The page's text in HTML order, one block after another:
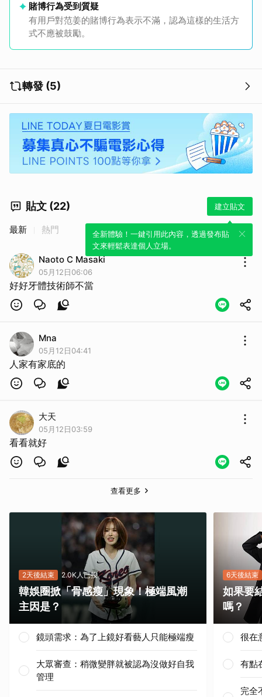
賭博行為受到質疑
有用戶對范姜的賭博行為表示不滿，認為這樣的生活方
式不應被鼓勵。
轉發 (5)
貼文 (22) 建立貼文
全新體驗！一鍵引用此內容，透過發布貼
文來輕鬆表達個人立場。
最新 熱門
Naoto C Masaki
05月12日06:06
好好牙體技術師不當
Mna
05月12日04:41
人家有家底的
大天
05月12日03:59
看看就好
查看更多
2天後結束 2.0K人已投
韓娛圈掀「骨感瘦」現象！極端風潮
主因是？
鏡頭需求：為了上鏡好看藝人只能極端瘦
大眾審查：稍微變胖就被認為沒做好自我
管理
6天後結束
如果要
嗎？
很在
有點
完全